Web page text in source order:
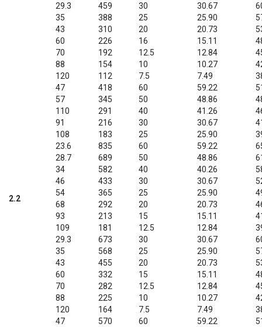
29.3
35
43
60
70
88
120
459
388
310
226
192
154
112
30
25
20
16
12.5
10
7.5
30.67
25.90
20.73
15.11
12.84
10.27
7.49
2.2
47
57
110
91
108
418
345
291
216
183
60
50
40
30
25
59.22
48.86
41.26
30.67
25.90
23.6
28.7
34
46
54
68
93
109
835
689
582
433
365
292
213
181
60
50
40
30
25
20
15
12.5
59.22
48.86
40.26
30.67
25.90
20.73
15.11
12.84
29.3
35
43
60
70
88
120
673
568
455
332
282
225
164
30
25
20
15
12.5
10
7.5
30.67
25.90
20.73
15.11
12.84
10.27
7.49
47
570
60
59.22